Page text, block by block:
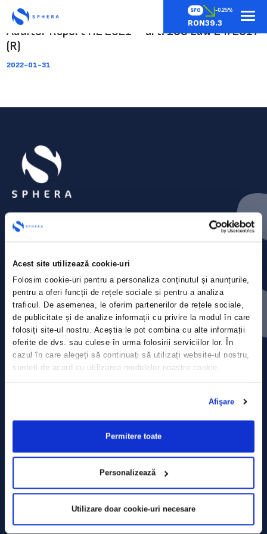
Acest site utilizează cookie-uri
Folosim cookie-uri pentru a personaliza conținutul și anunțurile,
pentru a oferi funcții de rețele sociale și pentru a analiza
traficul. De asemenea, le oferim partenerilor de rețele sociale,
de publicitate și de analize informații cu privire la modul în care
folosiți site-ul nostru. Aceștia le pot combina cu alte informații
oferite de dvs. sau culese în urma folosirii serviciilor lor. În
cazul în care alegeți să continuați să utilizați website-ul nostru,
sunteți de acord cu utilizarea modulelor noastre cookie.
Afişare
Permitere toate
Personalizează
Utilizare doar cookie-uri necesare
SFG -0.25%
RON39.3
Auditor Report H2 2021 – art. 108 Law 24/2017
(R)
2022-01-31
Press releases
Privacy Policy